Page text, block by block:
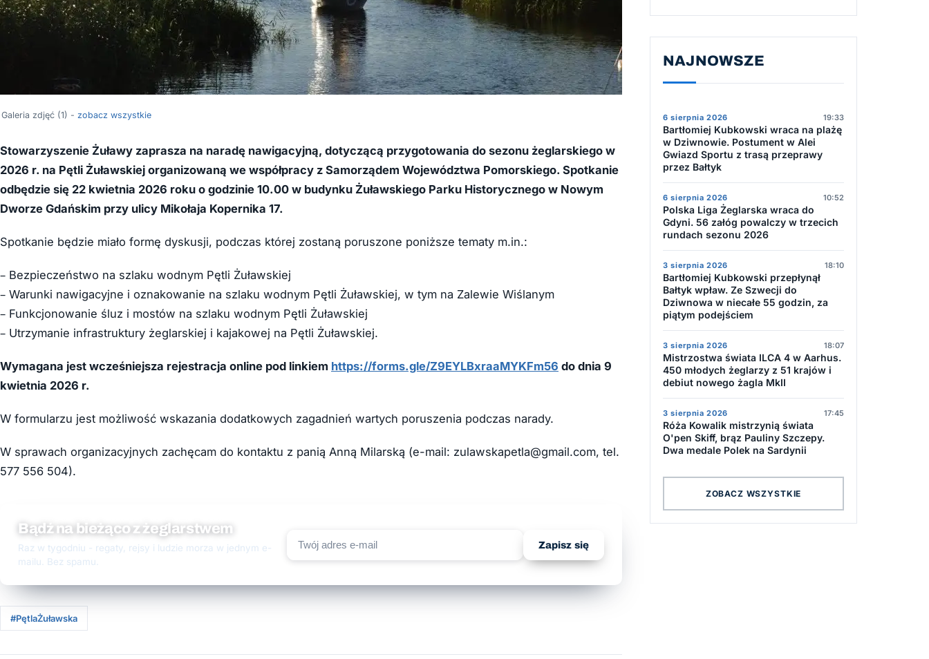
Galeria zdjęć (1) - zobacz wszystkie
Stowarzyszenie Żuławy zaprasza na naradę nawigacyjną, dotyczącą przygotowania do sezonu żeglarskiego w
2026 r. na Pętli Żuławskiej organizowaną we współpracy z Samorządem Województwa Pomorskiego. Spotkanie
odbędzie się 22 kwietnia 2026 roku o godzinie 10.00 w budynku Żuławskiego Parku Historycznego w Nowym
Dworze Gdańskim przy ulicy Mikołaja Kopernika 17.
Spotkanie będzie miało formę dyskusji, podczas której zostaną poruszone poniższe tematy m.in.:
– Bezpieczeństwo na szlaku wodnym Pętli Żuławskiej
– Warunki nawigacyjne i oznakowanie na szlaku wodnym Pętli Żuławskiej, w tym na Zalewie Wiślanym
– Funkcjonowanie śluz i mostów na szlaku wodnym Pętli Żuławskiej
– Utrzymanie infrastruktury żeglarskiej i kajakowej na Pętli Żuławskiej.
Wymagana jest wcześniejsza rejestracja online pod linkiem https://forms.gle/Z9EYLBxraaMYKFm56 do dnia 9
kwietnia 2026 r.
W formularzu jest możliwość wskazania dodatkowych zagadnień wartych poruszenia podczas narady.
W sprawach organizacyjnych zachęcam do kontaktu z panią Anną Milarską (e-mail: zulawskapetla@gmail.com, tel.
577 556 504).
Bądź na bieżąco z żeglarstwem
Raz w tygodniu - regaty, rejsy i ludzie morza w jednym e-
mailu. Bez spamu.
Zapisz się
#PętlaŻuławska
NAJNOWSZE
6 sierpnia 2026 19:33
Bartłomiej Kubkowski wraca na plażę
w Dziwnowie. Postument w Alei
Gwiazd Sportu z trasą przeprawy
przez Bałtyk
6 sierpnia 2026 10:52
Polska Liga Żeglarska wraca do
Gdyni. 56 załóg powalczy w trzecich
rundach sezonu 2026
3 sierpnia 2026 18:10
Bartłomiej Kubkowski przepłynął
Bałtyk wpław. Ze Szwecji do
Dziwnowa w niecałe 55 godzin, za
piątym podejściem
3 sierpnia 2026 18:07
Mistrzostwa świata ILCA 4 w Aarhus.
450 młodych żeglarzy z 51 krajów i
debiut nowego żagla MkII
3 sierpnia 2026 17:45
Róża Kowalik mistrzynią świata
O'pen Skiff, brąz Pauliny Szczepy.
Dwa medale Polek na Sardynii
ZOBACZ WSZYSTKIE